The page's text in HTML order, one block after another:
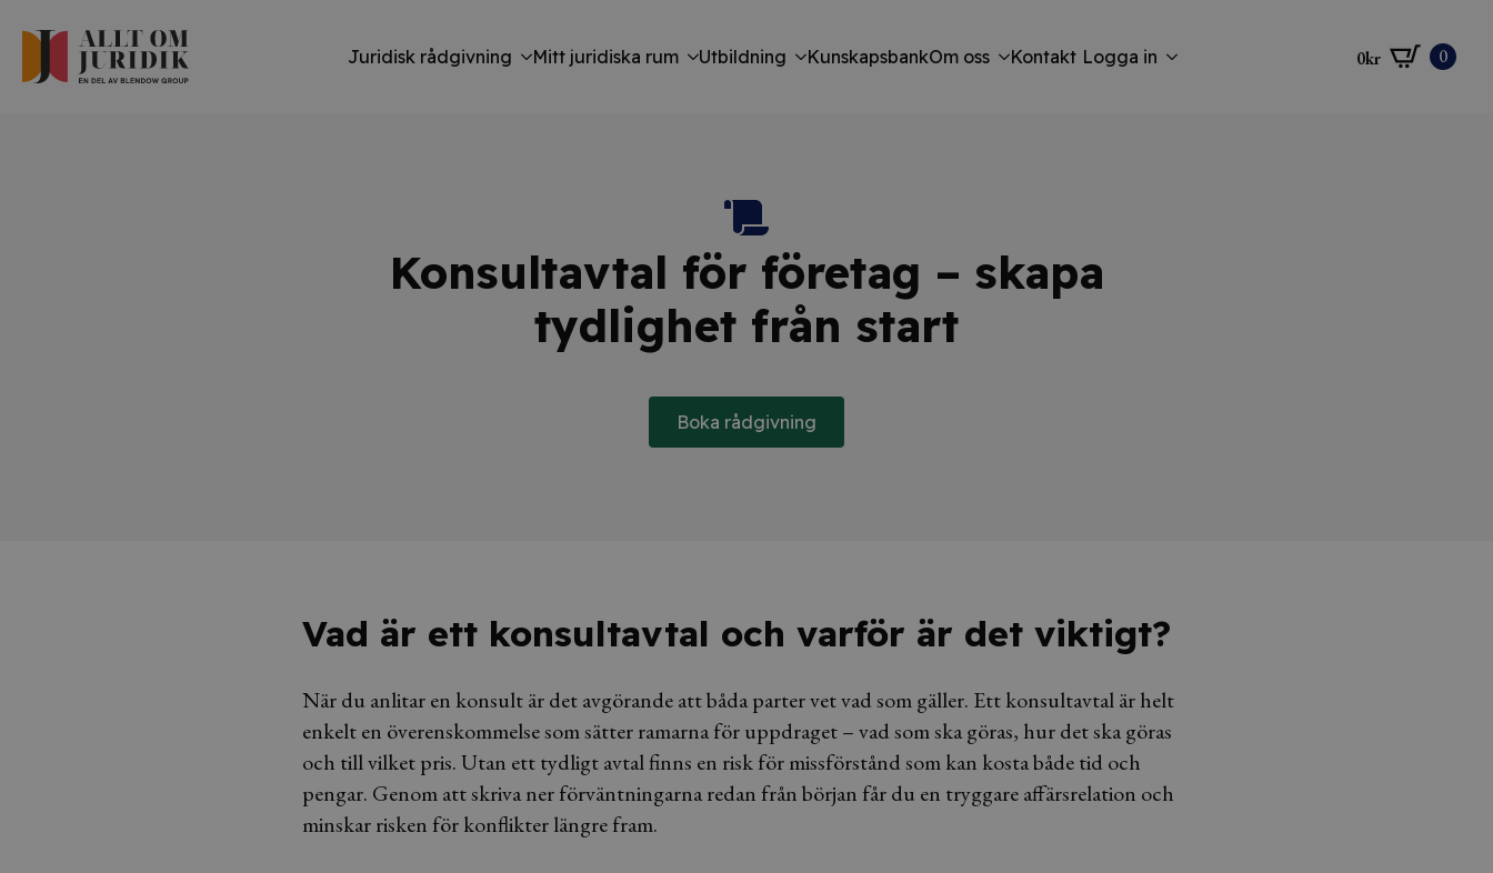
Juridisk rådgivning Mitt juridiska rum Utbildning KunskapsbankOm oss Kontakt Logga in 0kr 0
Konsultavtal för företag – skapa
tydlighet från start
Boka rådgivning
Vad är ett konsultavtal och varför är det viktigt?
När du anlitar en konsult är det avgörande att båda parter vet vad som gäller. Ett konsultavtal är helt
enkelt en överenskommelse som sätter ramarna för uppdraget – vad som ska göras, hur det ska göras
och till vilket pris. Utan ett tydligt avtal finns en risk för missförstånd som kan kosta både tid och
pengar. Genom att skriva ner förväntningarna redan från början får du en tryggare affärsrelation och
minskar risken för konflikter längre fram.